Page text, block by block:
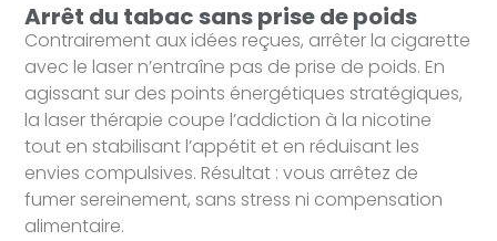
Arrêt du tabac sans prise de poids
Contrairement aux idées reçues, arrêter la cigarette
avec le laser n’entraîne pas de prise de poids. En
agissant sur des points énergétiques stratégiques,
la laser thérapie coupe l’addiction à la nicotine
tout en stabilisant l’appétit et en réduisant les
envies compulsives. Résultat : vous arrêtez de
fumer sereinement, sans stress ni compensation
alimentaire.